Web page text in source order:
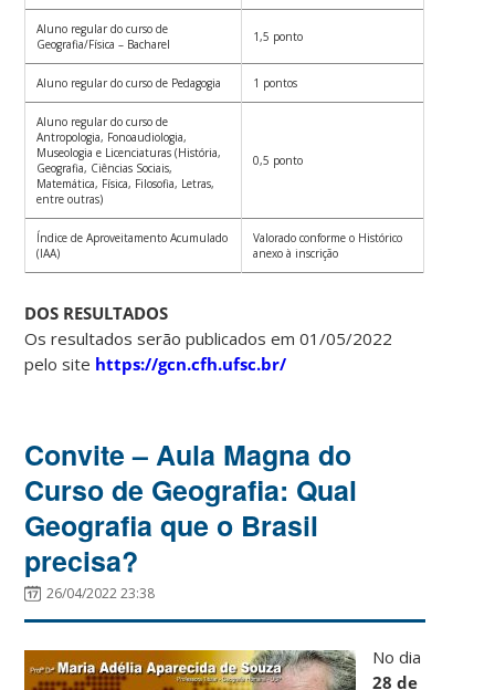
Aluno regular do curso de
Geografia/Física – Bacharel
1,5 ponto
Aluno regular do curso de Pedagogia 1 pontos
Aluno regular do curso de
Antropologia, Fonoaudiologia,
Museologia e Licenciaturas (História,
Geografia, Ciências Sociais,
Matemática, Física, Filosofia, Letras,
entre outras)
0,5 ponto
Índice de Aproveitamento Acumulado
(IAA)
Valorado conforme o Histórico
anexo à inscrição
DOS RESULTADOS
Os resultados serão publicados em 01/05/2022
pelo site https://gcn.cfh.ufsc.br/
Convite – Aula Magna do
Curso de Geografia: Qual
Geografia que o Brasil
precisa?
26/04/2022 23:38
No dia
28 de